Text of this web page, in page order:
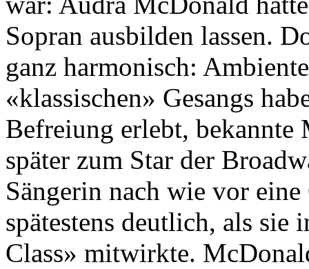
Sopran ausbilden lassen.
ganz harmonisch:
«klassischen» Gesangs
Befreiung erlebt, bekannte
später zum Star der
Sängerin nach wie vor
spätestens deutlich, als sie
Class» mitwirkte.